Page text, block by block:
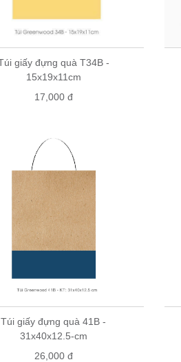
giấy đựng quà T34B -
15x19x11cm
17,000 đ
Túi giấy đựng quà 41B -
31x40x12.5-cm
26,000 đ